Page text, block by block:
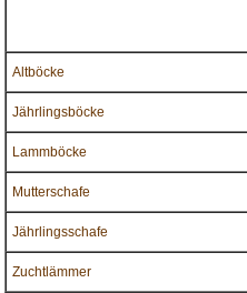
Altböcke
Jährlingsböcke
Lammböcke
Mutterschafe
Jährlingsschafe
Zuchtlämmer